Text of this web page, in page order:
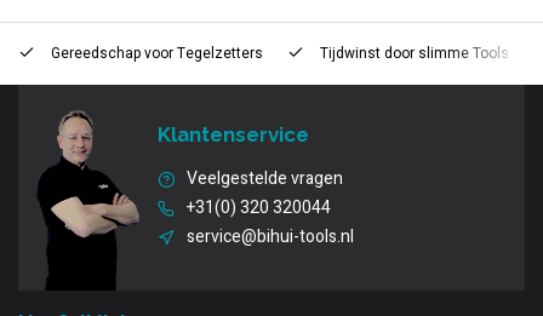
Gereedschap voorTegelzetters Tijdwinst door slimme Tools
Klantenservice
Veelgestelde vragen
+31(0) 320 320044
service@bihui-tools.nl